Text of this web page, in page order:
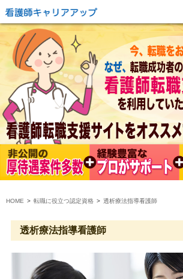
HOME 転職に役立つ認定資格 透析療法指導看護師
透析療法指導看護師